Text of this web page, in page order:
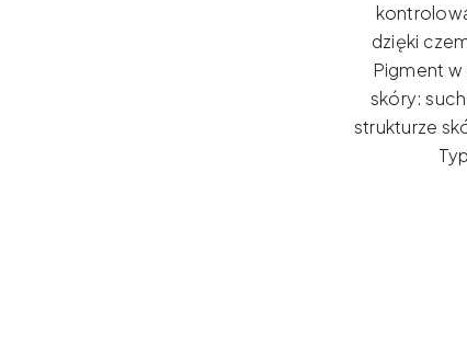
dzięki
Pigment
skóry:
strukturze